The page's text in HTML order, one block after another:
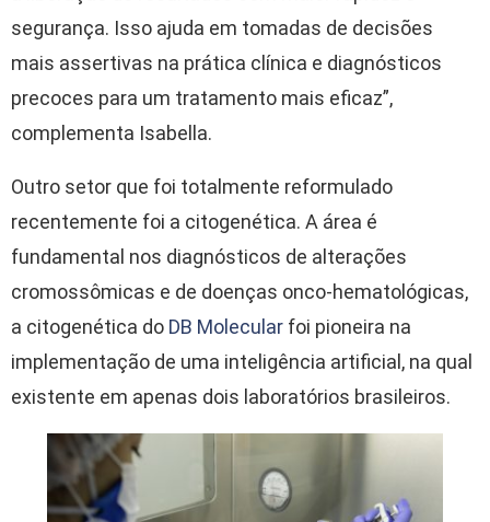
segurança. Isso ajuda em tomadas de decisões
mais assertivas na prática clínica e diagnósticos
precoces para um tratamento mais eficaz”,
complementa Isabella.
Outro setor que foi totalmente reformulado
recentemente foi a citogenética. A área é
fundamental nos diagnósticos de alterações
cromossômicas e de doenças onco-hematológicas,
a citogenética do DB Molecular foi pioneira na
implementação de uma inteligência artificial, na qual
existente em apenas dois laboratórios brasileiros.